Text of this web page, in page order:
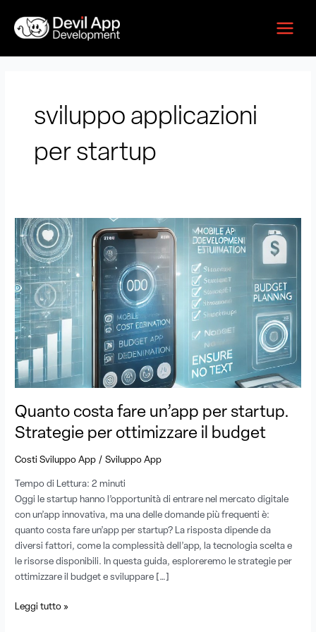
contenuto
sviluppo applicazioni
per startup
Quanto costa fare un’app per startup.
Strategie per ottimizzare il budget
Costi Sviluppo App /Sviluppo App
Tempo di Lettura:2 minuti
Oggi le startup hanno l’opportunità di entrare nel mercato digitale
con un’app innovativa, ma una delle domande più frequenti è:
quanto costa fare un’app per startup? La risposta dipende da
diversi fattori, come la complessità dell’app, la tecnologia scelta e
le risorse disponibili. In questa guida, esploreremo le strategie per
ottimizzare il budget e sviluppare […]
Quanto
costa
fare
un’app
per
startup.
Strategie
per
ottimizzare
il
budget
Leggi tutto »